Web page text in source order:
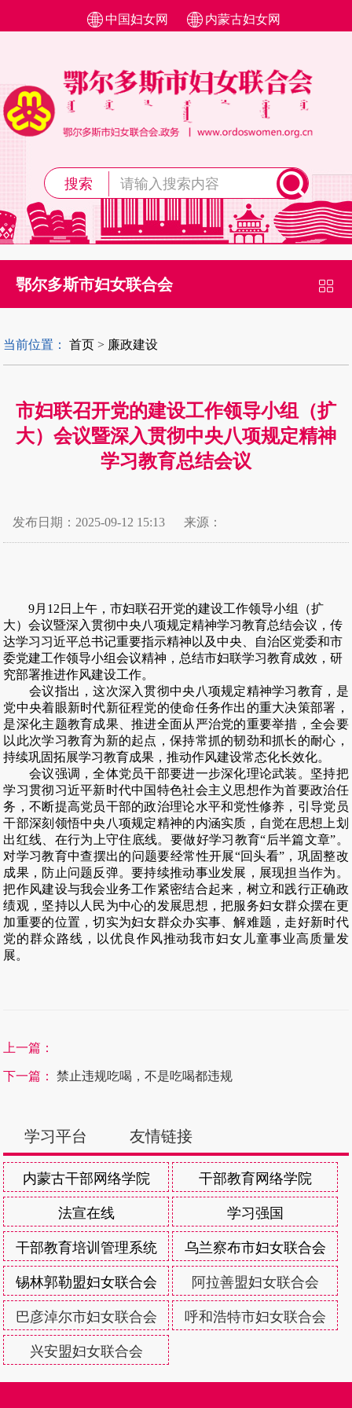
中国妇女网 内蒙古妇女网
搜索
鄂尔多斯市妇女联合会
当前位置： 首页 > 廉政建设
市妇联召开党的建设工作领导小组（扩
大）会议暨深入贯彻中央八项规定精神
学习教育总结会议
发布日期：2025-09-12 15:13 来源：
9月12日上午，市妇联召开党的建设工作领导小组（扩
大）会议暨深入贯彻中央八项规定精神学习教育总结会议，传
达学习习近平总书记重要指示精神以及中央、自治区党委和市
委党建工作领导小组会议精神，总结市妇联学习教育成效，研
究部署推进作风建设工作。
会议指出，这次深入贯彻中央八项规定精神学习教育，是
党中央着眼新时代新征程党的使命任务作出的重大决策部署，
是深化主题教育成果、推进全面从严治党的重要举措，全会要
以此次学习教育为新的起点，保持常抓的韧劲和抓长的耐心，
持续巩固拓展学习教育成果，推动作风建设常态化长效化。
会议强调，全体党员干部要进一步深化理论武装。坚持把
学习贯彻习近平新时代中国特色社会主义思想作为首要政治任
务，不断提高党员干部的政治理论水平和党性修养，引导党员
干部深刻领悟中央八项规定精神的内涵实质，自觉在思想上划
出红线、在行为上守住底线。 要做好学习教育“后半篇文章”。
对学习教育中查摆出的问题要经常性开展“回头看”，巩固整改
成果，防止问题反弹。要持续推动事业发展，展现担当作为。
把作风建设与我会业务工作紧密结合起来，树立和践行正确政
绩观，坚持以人民为中心的发展思想，把服务妇女群众摆在更
加重要的位置，切实为妇女群众办实事、解难题，走好新时代
党的群众路线，以优良作风推动我市妇女儿童事业高质量发
展。
上一篇：
下一篇： 禁止违规吃喝，不是吃喝都违规
学习平台 友情链接
内蒙古干部网络学院 干部教育网络学院
法宣在线 学习强国
干部教育培训管理系统 乌兰察布市妇女联合会
锡林郭勒盟妇女联合会 阿拉善盟妇女联合会
巴彦淖尔市妇女联合会 呼和浩特市妇女联合会
兴安盟妇女联合会